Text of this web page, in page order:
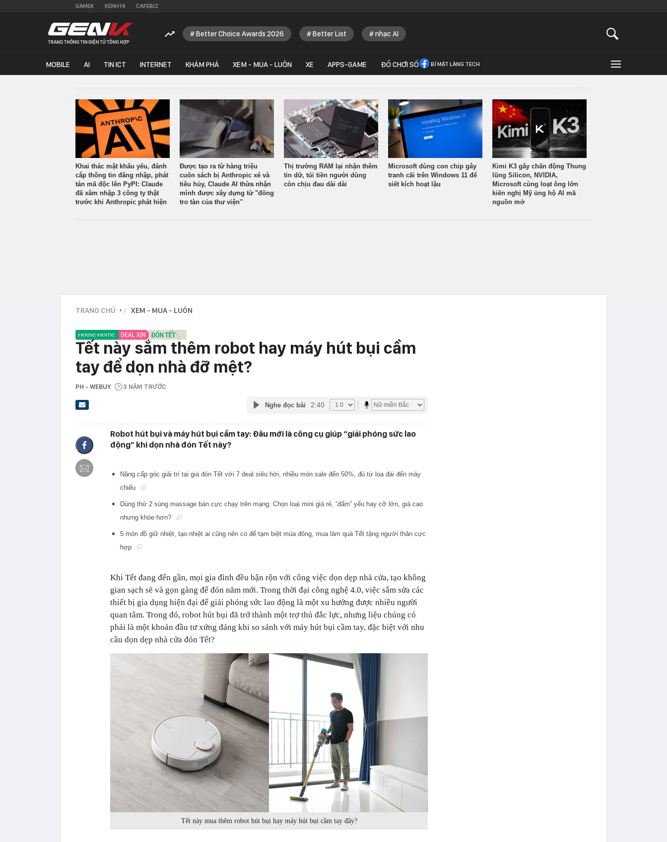
GAMEK KENH14 CAFEBIZ
Better Choice Awards 2026 Better List nhạc AI
MOBILE AI TIN ICT INTERNET KHÁM PHÁ XEM - MUA - LUÔN XE APPS-GAME ĐỒ CHƠI SỐ BÍ MẬT LÀNG TECH
Khai thác mật khẩu yếu, đánh
cắp thông tin đăng nhập, phát
tán mã độc lên PyPI: Claude
đã xâm nhập 3 công ty thật
trước khi Anthropic phát hiện
Được tạo ra từ hàng triệu
cuốn sách bị Anthropic xé và
tiêu hủy, Claude AI thừa nhận
mình được xây dựng từ "đống
tro tàn của thư viện"
Thị trường RAM lại nhận thêm
tin dữ, túi tiền người dùng
còn chịu đau dài dài
Microsoft dùng con chip gây
tranh cãi trên Windows 11 để
siết kích hoạt lậu
Kimi K3 gây chấn động Thung
lũng Silicon, NVIDIA,
Microsoft cùng loạt ông lớn
kiến nghị Mỹ ủng hộ AI mã
nguồn mở
TRANG CHỦ › XEM - MUA - LUÔN
Tết này sắm thêm robot hay máy hút bụi cầm
tay để dọn nhà đỡ mệt?
PH - WEBUY 3 NĂM TRƯỚC
Nghe đọc bài 2:40
Robot hút bụi và máy hút bụi cầm tay: Đâu mới là công cụ giúp “giải phóng sức lao
động” khi dọn nhà đón Tết này?
Nâng cấp góc giải trí tại gia đón Tết với 7 deal siêu hời, nhiều món sale đến 50%, đủ từ loa đài đến máy
chiếu
Dùng thử 2 súng massage bán cực chạy trên mạng: Chọn loại mini giá rẻ, “đấm” yếu hay cỡ lớn, giá cao
nhưng khỏe hơn?
5 món đồ giữ nhiệt, tạo nhiệt ai cũng nên có để tạm biệt mùa đông, mua làm quà Tết tặng người thân cực
hợp
Khi Tết đang đến gần, mọi gia đình đều bận rộn với công việc dọn dẹp nhà cửa, tạo không
gian sạch sẽ và gọn gàng để đón năm mới. Trong thời đại công nghệ 4.0, việc sắm sửa các
thiết bị gia dụng hiện đại để giải phóng sức lao động là một xu hướng được nhiều người
quan tâm. Trong đó, robot hút bụi đã trở thành một trợ thủ đắc lực, nhưng liệu chúng có
phải là một khoản đầu tư xứng đáng khi so sánh với máy hút bụi cầm tay, đặc biệt với nhu
cầu dọn dẹp nhà cửa đón Tết?
Tết này mua thêm robot hút bụi hay máy hút bụi cầm tay đây?